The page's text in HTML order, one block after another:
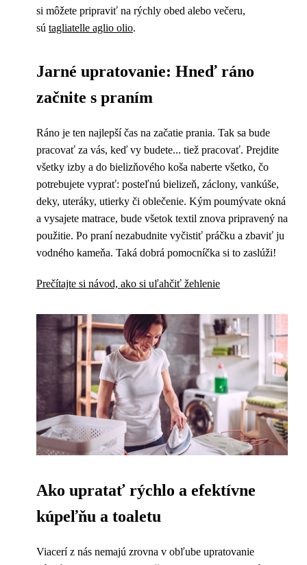
si môžete pripraviť na rýchly obed alebo večeru,
sú tagliatelle aglio olio.
Jarné upratovanie: Hneď ráno
začnite s praním
Ráno je ten najlepší čas na začatie prania. Tak sa bude
pracovať za vás, keď vy budete... tiež pracovať. Prejdite
všetky izby a do bielizňového koša naberte všetko, čo
potrebujete vyprať: posteľnú bielizeň, záclony, vankúše,
deky, uteráky, utierky či oblečenie. Kým poumývate okná
a vysajete matrace, bude všetok textil znova pripravený na
použitie. Po praní nezabudnite vyčistiť práčku a zbaviť ju
vodného kameňa. Taká dobrá pomocníčka si to zaslúži!
Prečítajte si návod, ako si uľahčiť žehlenie
Ako upratať rýchlo a efektívne
kúpeľňu a toaletu
Viacerí z nás nemajú zrovna v obľube upratovanie